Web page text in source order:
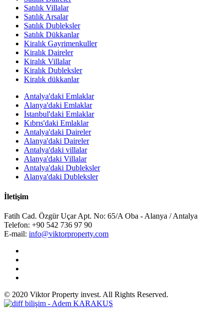
Satılık Villalar
Satılık Arsalar
Satılık Dubleksler
Satılık Dükkanlar
Kiralık Gayrimenkuller
Kiralık Daireler
Kiralık Villalar
Kiralık Dubleksler
Kiralık dükkanlar
Antalya'daki Emlaklar
Alanya'daki Emlaklar
İstanbul'daki Emlaklar
Kıbrıs'daki Emlaklar
Antalya'daki Daireler
Alanya'daki Daireler
Antalya'daki villalar
Alanya'daki Villalar
Antalya'daki Dubleksler
Alanya'daki Dubleksler
İletişim
Fatih Cad. Özgür Uçar Apt. No: 65/A Oba - Alanya / Antalya
Telefon: +90 542 736 97 90
E-mail: info@viktorproperty.com
© 2020 Viktor Property invest. All Rights Reserved.